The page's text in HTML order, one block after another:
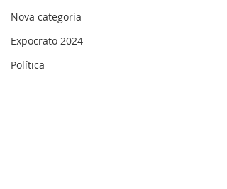
Nova categoria
Expocrato 2024
Política